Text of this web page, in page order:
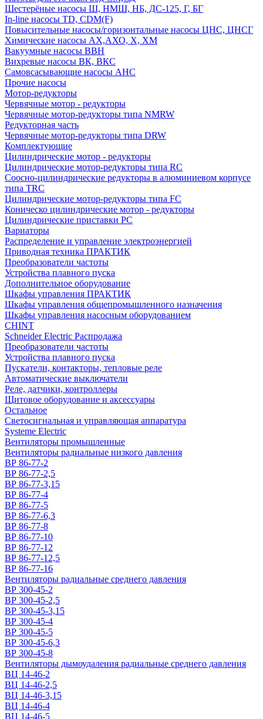
Шестерёные насосы Ш, НМШ, НБ, ДС-125, Г, БГ
In-line насосы TD, CDM(F)
Повысительные насосы/горизонтальные насосы ЦНС, ЦНСГ
Химические насосы АХ,АХО, Х, ХМ
Вакуумные насосы ВВН
Вихревые насосы ВК, ВКС
Самовсасывающие насосы АНС
Прочие насосы
Мотор-редукторы
Червячные мотор - редукторы
Червячные мотор-редукторы типа NMRW
Редукторная часть
Червячные мотор-редукторы типа DRW
Комплектующие
Цилиндрические мотор - редукторы
Цилиндрические мотор-редукторы типа RC
Соосно-цилиндрические редукторы в алюминиевом корпусе
типа TRC
Цилиндрические мотор-редукторы типа FC
Коническо цилиндрические мотор - редукторы
Цилиндрические приставки PC
Вариаторы
Распределение и управление электроэнергией
Приводная техника ПРАКТИК
Преобразователи частоты
Устройства плавного пуска
Дополнительное оборудование
Шкафы управления ПРАКТИК
Шкафы управления общепромышленного назначения
Шкафы управления насосным оборудованием
CHINT
Schneider Electric Распродажа
Преобразователи частоты
Устройства плавного пуска
Пускатели, контакторы, тепловые реле
Автоматические выключатели
Реле, датчики, контроллеры
Щитовое оборудование и аксессуары
Остальное
Светосигнальная и управляющая аппаратура
Systeme Electric
Вентиляторы промышленные
Вентиляторы радиальные низкого давления
ВР 86-77-2
ВР 86-77-2,5
ВР 86-77-3,15
ВР 86-77-4
ВР 86-77-5
ВР 86-77-6,3
ВР 86-77-8
ВР 86-77-10
ВР 86-77-12
ВР 86-77-12,5
ВР 86-77-16
Вентиляторы радиальные среднего давления
ВР 300-45-2
ВР 300-45-2,5
ВР 300-45-3,15
ВР 300-45-4
ВР 300-45-5
ВР 300-45-6,3
ВР 300-45-8
Вентиляторы дымоудаления радиальные среднего давления
ВЦ 14-46-2
ВЦ 14-46-2,5
ВЦ 14-46-3,15
ВЦ 14-46-4
ВЦ 14-46-5